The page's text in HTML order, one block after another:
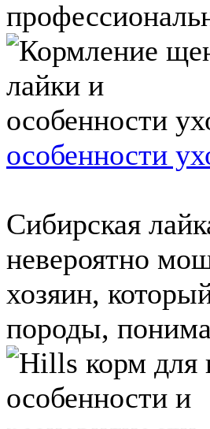
особенности
Сибирская
невероятно
хозяин,
породы,